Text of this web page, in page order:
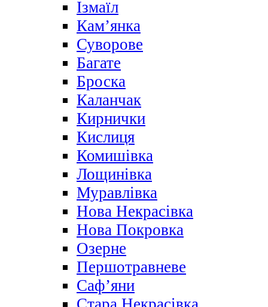
Ізмаїл
Кам’янка
Суворове
Багате
Броска
Каланчак
Кирнички
Кислиця
Комишівка
Лощинівка
Муравлівка
Нова Некрасівка
Нова Покровка
Озерне
Першотравневе
Саф’яни